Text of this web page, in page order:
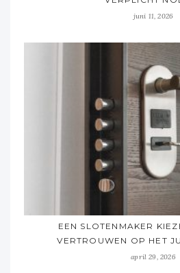
juni 11, 2026
EEN SLOTENMAKER
VERTROUWEN OP HET
april 29, 2026